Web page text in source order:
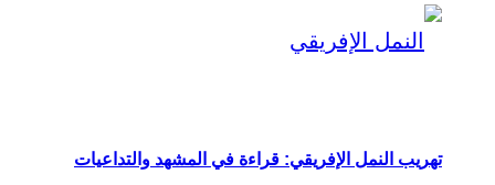
تهريب النمل الإفريقي: قراءة في المشهد والتداعيات